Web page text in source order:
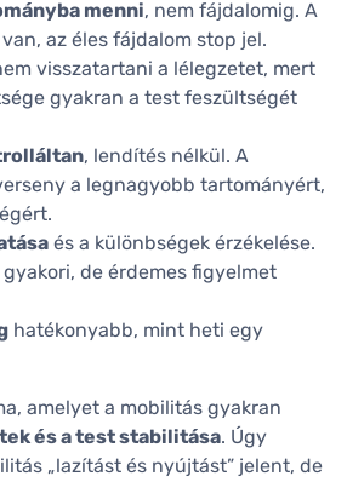
menni, nem fájdalomig. A
az éles fájdalom stop jel.
visszatartani a lélegzetet, mert
gyakran a test feszültségét
, lendítés nélkül. A
a legnagyobb tartományért,
és a különbségek érzékelése.
de érdemes figyelmet
hatékonyabb, mint heti egy
amelyet a mobilitás gyakran
és a test stabilitása. Úgy
„lazítást és nyújtást” jelent, de